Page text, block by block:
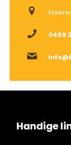
0499
Handige